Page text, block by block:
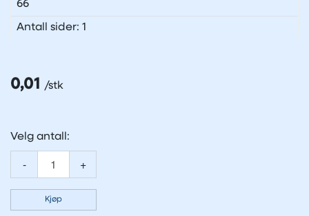
66
Antall sider: 1
0,01
Velg antall:
- +
Kjøp